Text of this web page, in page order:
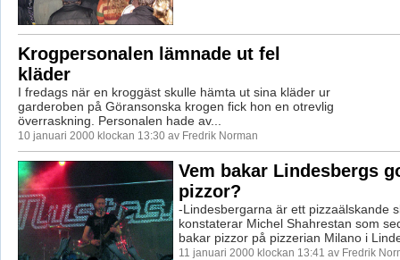
Krogpersonalen lämnade ut fel
kläder
I fredags när en kroggäst skulle hämta ut sina kläder ur
garderoben på Göransonska krogen fick hon en otrevlig
överraskning. Personalen hade av...
10 januari 2000 klockan 13:30 av Fredrik Norman
Vem bakar Lindesbergs
pizzor?
-Lindesbergarna är ett pizzaälskande
konstaterar Michel Shahrestan som
bakar pizzor på pizzerian Milano i
11 januari 2000 klockan 13:41 av Fredrik